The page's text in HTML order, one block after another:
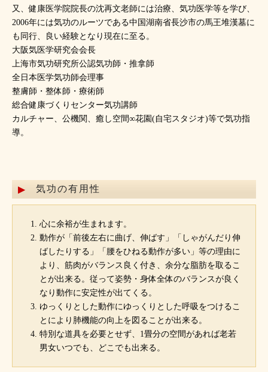
又、健康医学院院長の沈再文老師には治療、気功医学等を学び、
2006年には気功のルーツである中国湖南省長沙市の馬王堆漢墓に
も同行、良い経験となり現在に至る。
大阪気医学研究会会長
上海市気功研究所公認気功師・推拿師
全日本医学気功師会理事
整膚師・整体師・療術師
総合健康づくりセンター気功講師
カルチャー、公機関、癒し空間∞花園(自宅スタジオ)等で気功指
導。
気功の有用性
心に余裕が生まれます。
動作が「前後左右に曲げ、伸ばす」「しゃがんだり伸
ばしたりする」「腰をひねる動作が多い」等の理由に
より、筋肉がバランス良く付き、余分な脂肪を取るこ
とが出来る。従って姿勢・身体全体のバランスが良く
なり動作に安定性が出てくる。
ゆっくりとした動作にゆっくりとした呼吸をつけるこ
とにより肺機能の向上を図ることが出来る。
特別な道具を必要とせず、1畳分の空間があれば老若
男女いつでも、どこでも出来る。